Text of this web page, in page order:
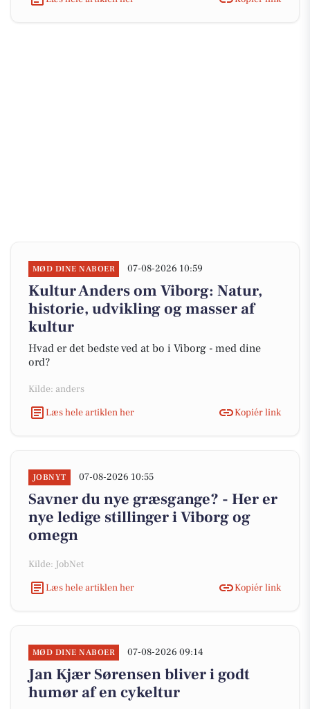
MØD DINE NABOER 07-08-2026 10:59
Kultur Anders om Viborg: Natur,
historie, udvikling og masser af
kultur
Hvad er det bedste ved at bo i Viborg - med dine
ord?
Kilde: anders
Læs hele artiklen her
Kopiér link
JOBNYT 07-08-2026 10:55
Savner du nye græsgange? - Her er
nye ledige stillinger i Viborg og
omegn
Kilde: JobNet
Læs hele artiklen her
Kopiér link
MØD DINE NABOER 07-08-2026 09:14
Jan Kjær Sørensen bliver i godt
humør af en cykeltur